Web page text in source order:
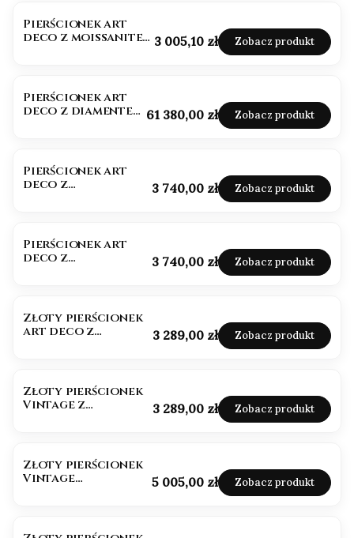
Pierścionek art
deco z moissanitem Cena
3 005,10 zł Zobacz produkt
Pierścionek art
deco z diamentem Cena
61 380,00 zł Zobacz produkt
Pierścionek art
deco z
Cena
3 740,00 zł Zobacz produkt
Pierścionek art
deco z
Cena
3 740,00 zł Zobacz produkt
Złoty pierścionek
art deco z
Cena
3 289,00 zł Zobacz produkt
Złoty pierścionek
Vintage z
Cena
3 289,00 zł Zobacz produkt
Złoty pierścionek
Vintage
Cena
5 005,00 zł Zobacz produkt